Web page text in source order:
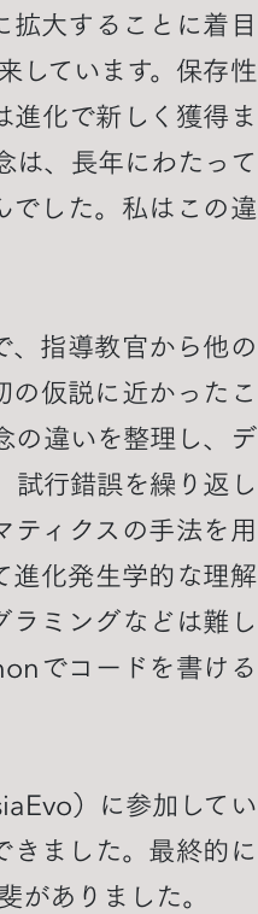
大することに着目
しています。保存性
化で新しく獲得ま
は、長年にわたって
でした。私はこの違
指導教官から他の
仮説に近かったこ
の違いを整理し、デ
試行錯誤を繰り返し
ィクスの手法を用
進化発生学的な理解
ミングなどは難し
でコードを書ける
）に参加してい
ました。最終的に
ありました。